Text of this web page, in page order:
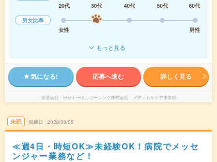
20代
30代 40代 50代
60代
男女比率
女性
男性
もっと見る
気になる! 応募へ進む 詳しく見る
派遣会社 日研トータルソーシング株式会社 メディカルケア事業部
未読 掲載日 2026/08/05
≪週4日・時短OK≫未経験OK！病院でメッセ
ンジャー業務など！